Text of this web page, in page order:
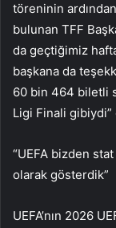
töreninin
bulunan TFF
da geçtiğimiz
başkana da
60 bin 464 biletli
Ligi Finali
“UEFA bizden
olarak gösterdik”
UEFA’nın 2026